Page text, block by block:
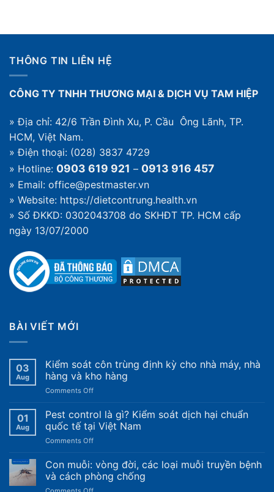
quy
thế
nào
loài
nhấm
gây
gặp
THÔNG TIN LIÊN HỆ
CÔNG TY TNHH THƯƠNG MẠI & DỊCH VỤ TAM HIỆP
» Địa chỉ: 42/6 Trần Đình Xu, P. Cầu Ông Lãnh, TP.
HCM, Việt Nam.
» Điện thoại: (028) 3837 4729
» Hotline: 0903 619 921 – 0913 916 457
» Email: office@pestmaster.vn
» Website: https://dietcontrung.health.vn
» Số ĐKKD: 0302043708 do SKHĐT TP. HCM cấp
ngày 13/07/2000
BÀI VIẾT MỚI
03
Aug
Kiểm soát côn trùng định kỳ cho nhà máy, nhà
hàng và kho hàng
Comments Offon
soát
côn
trùng
định
cho
nhà
01
Aug
Pest control là gì? Kiểm soát dịch hại chuẩn
quốc tế tại Việt Nam
Comments Offon
control
là
gì?
Con muỗi: vòng đời, các loại muỗi truyền bệnh
và cách phòng chống
on